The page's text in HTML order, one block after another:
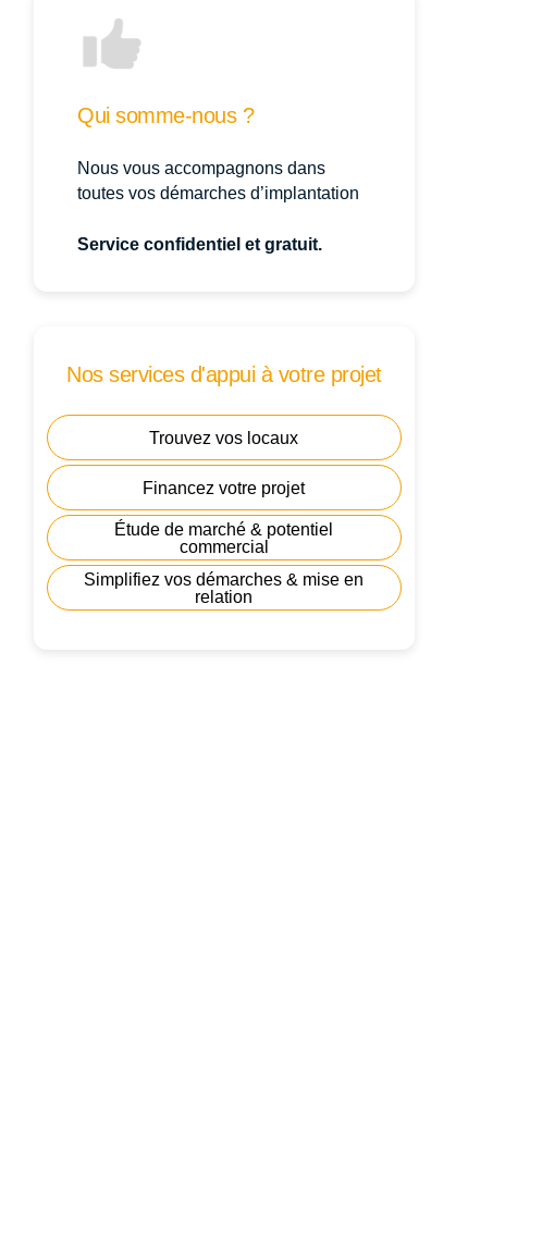
Qui somme-nous ?
Nous vous accompagnons dans
toutes vos démarches d’implantation
Service confidentiel et gratuit.
Nos services d'appui à votre projet
Trouvez vos locaux
Financez votre projet
Étude de marché & potentiel
commercial
Simplifiez vos démarches & mise en
relation